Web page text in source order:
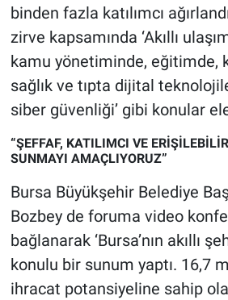
binden fazla katılımcı
zirve kapsamında ‘Akıllı
kamu yönetiminde, eğitimde,
sağlık ve tıpta dijital
siber güvenliği’ gibi konular ele
“ŞEFFAF, KATILIMCI VE
SUNMAYI AMAÇLIYORUZ”
Bursa Büyükşehir Belediye
Bozbey de foruma video
bağlanarak ‘Bursa’nın akıllı
konulu bir sunum yaptı. 16,7
ihracat potansiyeline sahip
Popüler
Programlar
Sağlık
Spor
Teknoloji
Türkiye'nin Geleceği
Türkiye'nin Gündemi